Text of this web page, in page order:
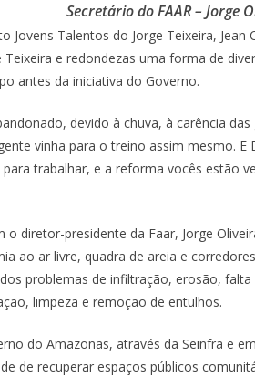
Secretário do FAAR – Jorge
Jovens Talentos do Jorge Teixeira,
e redondezas uma forma de
antes da iniciativa do Governo.
devido à chuva, à carência
vinha para o treino assim mesmo.
trabalhar, e a reforma vocês estão
o diretor-presidente da Faar, Jorge
ao ar livre, quadra de areia e
problemas de infiltração, erosão,
limpeza e remoção de entulhos.
do Amazonas, através da Seinfra e
de recuperar espaços públicos